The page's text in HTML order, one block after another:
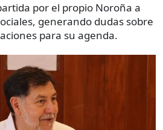
por el propio Noroña a
generando dudas sobre
para su agenda.